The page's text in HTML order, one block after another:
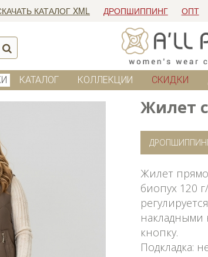
КАТАЛОГ XML ДРОПШИППИНГ ОПТ
КАТАЛОГ КОЛЛЕКЦИИ СКИДКИ
Жилет
Жилет
биопух 120
накладными
кнопку.
Подкладка: